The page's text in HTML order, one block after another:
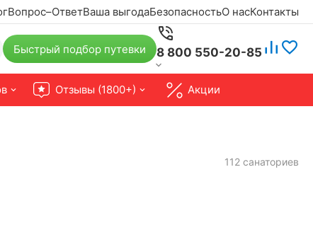
Вопрос–ОтветВаша выгодаБезопасностьО насКонтакты
Быстрый подбор путевки 8 800 550-20-85
Отзывы (1800+) Акции
112 санаториев